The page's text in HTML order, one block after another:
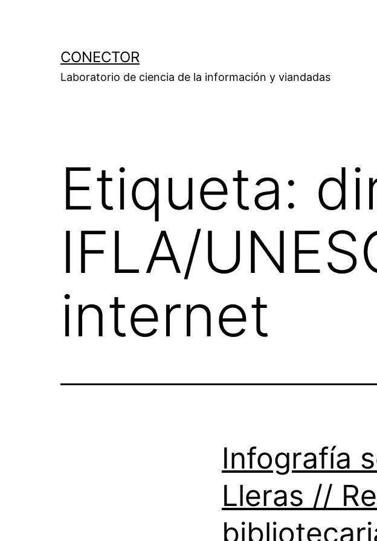
CONECTOR
Laboratorio de ciencia de la información y viandadas
Etiqueta:
IFLA/
internet
Infografía
Lleras //